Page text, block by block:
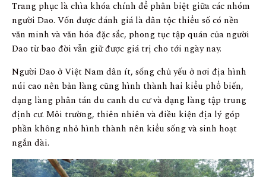
Trang phục là chìa khóa chính để phân biệt giữa các nhóm
người Dao. Vốn được đánh giá là dân tộc thiểu số có nền
văn minh và văn hóa đặc sắc, phong tục tập quán của người
Dao từ bao đời vẫn giữ được giá trị cho tới ngày nay.
Người Dao ở Việt Nam dân ít, sống chủ yếu ở nơi địa hình
núi cao nên bản làng cũng hình thành hai kiểu phổ biến,
dạng làng phân tán du canh du cư và dạng làng tập trung
định cư. Môi trường, thiên nhiên và điều kiện địa lý góp
phần không nhỏ hình thành nên kiểu sống và sinh hoạt
ngắn dài.